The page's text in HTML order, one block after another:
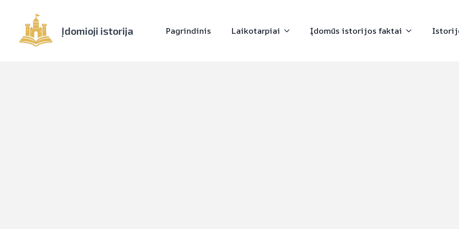
Įdomioji istorija Pagrindinis Laikotarpiai Įdomūs istorijos faktai